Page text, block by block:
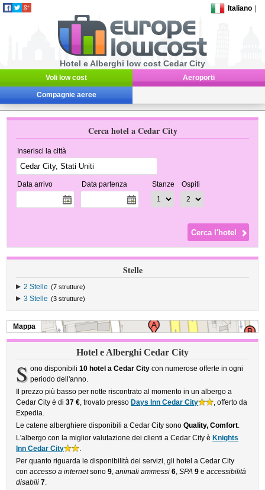
Italiano
Hotel e Alberghi low cost Cedar City
Voli low cost Aeroporti
Compagnie aeree
Cerca hotel a Cedar City
Inserisci la città
Data arrivo Data partenza Stanze Ospiti
Stelle
2 Stelle (7 strutture)
3 Stelle (3 strutture)
Mappa
Hotel e Alberghi Cedar City
S ono disponibili 10 hotel a Cedar Citycon numerose offerte in ogni
periodo dell'anno.
Il prezzo più basso per notte riscontrato al momento in un albergo a
Cedar City è di37 €, trovato presso Days Inn Cedar City
, offerto da
Expedia.
Le catene alberghiere disponibili a Cedar City sonoQuality, Comfort.
L'albergo con la miglior valutazione dei clienti a Cedar City è Knights
Inn Cedar City
.
Per quanto riguarda le disponibilità dei servizi, gli hotel a Cedar City
conaccesso a internetsono9,animali ammessi 6,SPA 9 eaccessibilità
disabili 7.